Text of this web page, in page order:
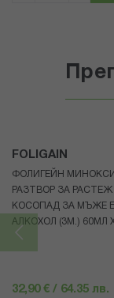
FOLIGAIN
ФОЛИГЕЙН
РАЗТВОР ЗА
КОСОПАД ЗА МЪЖЕ
АЛКОХОЛ (3М.) 60МЛ
32,90 € / 64.35 лв.